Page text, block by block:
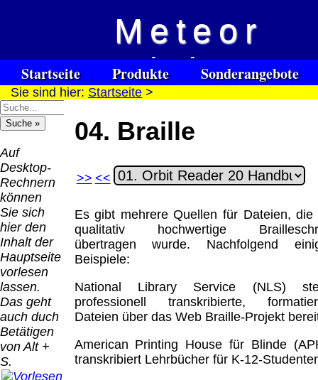
Meteor
Vision
Spezialuhrenspecial
watches
/ deafblind / sourdes et aveugles
Startseite Produkte
Sonderangebote
Kontakt
Impressum
Links
Hilfsmittel
Warenkorb
Sie sind hier: Startseite >
Auf
Desktop-
Rechnern
können
Sie sich
hier den
Inhalt der
Hauptseite
vorlesen
lassen.
Das geht
auch duch
Betätigen
von Alt +
S.
04. Braille
>> <<
Es gibt mehrere Quellen für Dateien, die
qualitativ hochwertige
übertragen wurde. Nachfolgend
Beispiele:
National Library Service (NLS)
professionell transkribierte,
Dateien über das Web Braille-Projekt
American Printing House für Blinde
transkribiert Lehrbücher für K-12-
QR
Code:
Versandkosten DHL
Standard bis 5kg
Deutschland
8.95 €
Deutschland
Deutschland
EU (inkl.
Schweiz)
Vorkasse:
20.00 €
EU (inkl.
Schweiz)
PayPal: 20.00
€
Der Versand erfolgt
als versichertes
Paket.
Software
Download only
Deutschland
0.00 €
EU (inkl.
Vorkasse:
0.00 €
EU (inkl.
0.00 €
Bei dieser
erhalten Sie per
Email z.B. einen